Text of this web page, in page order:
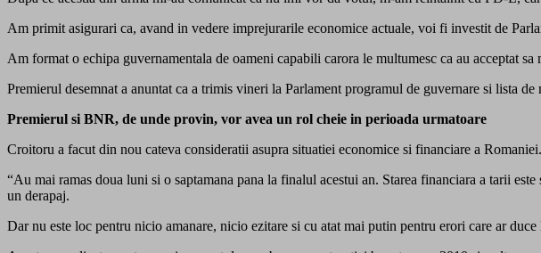
Am primit asigurari ca, avand in vedere imprejurarile economice actuale, voi fi investit de
Am format o echipa guvernamentala de oameni capabili carora le multumesc ca au acceptat
Premierul desemnat a anuntat ca a trimis vineri la Parlament programul de guvernare si lista
Premierul si BNR, de unde provin, vor avea un rol cheie in perioada urmatoare
Croitoru a facut din nou cateva consideratii asupra situatiei economice si financiare a Romaniei.
“Au mai ramas doua luni si o saptamana pana la finalul acestui an. Starea financiara a tarii
un derapaj.
Dar nu este loc pentru nicio amanare, nicio ezitare si cu atat mai putin pentru erori care ar